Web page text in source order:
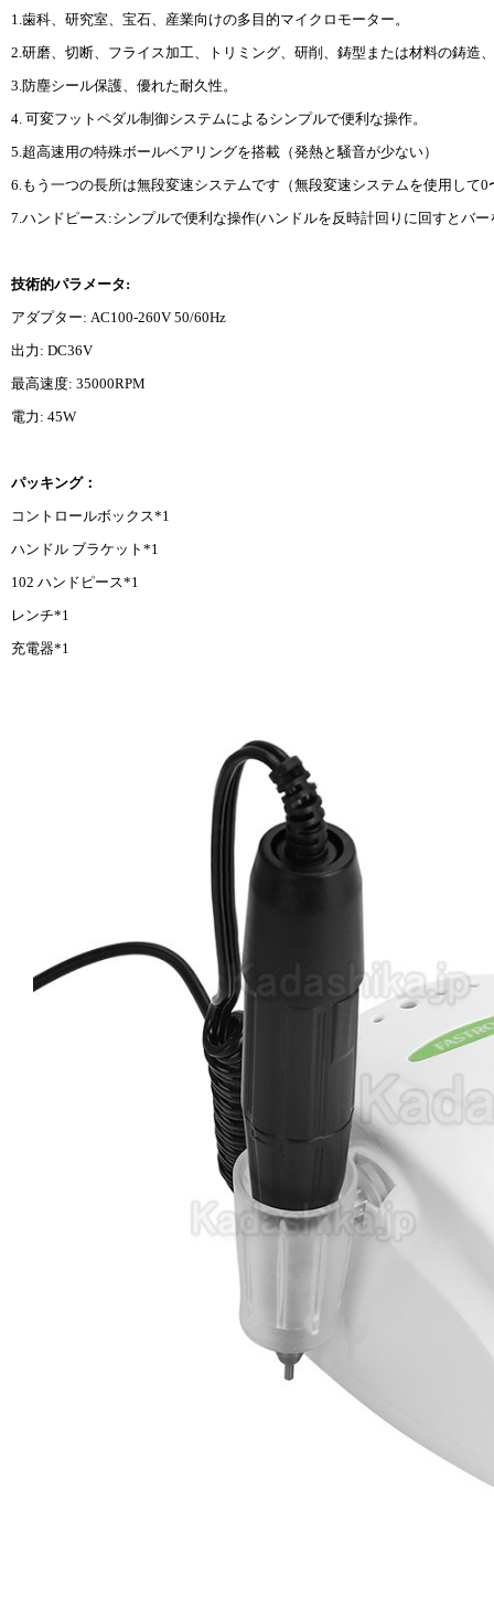
1.歯科、研究室、宝石、産業向けの多目的マイクロモーター。
2.研磨、切断、フライス加工、トリミング、研削、鋳型または材料の鋳造
3.防塵シール保護、優れた耐久性。
4. 可変フットペダル制御システムによるシンプルで便利な操作。
5.超高速用の特殊ボールベアリングを搭載（発熱と騒音が少ない）
6.もう一つの長所は無段変速システムです（無段変速システムを使用して
7.ハンドピース:シンプルで便利な操作(ハンドルを反時計回りに回すとバ
技術的パラメータ:
アダプター: AC100-260V 50/60Hz
出力: DC36V
最高速度: 35000RPM
電力: 45W
パッキング：
コントロールボックス*1
ハンドル ブラケット*1
102 ハンドピース*1
レンチ*1
充電器*1